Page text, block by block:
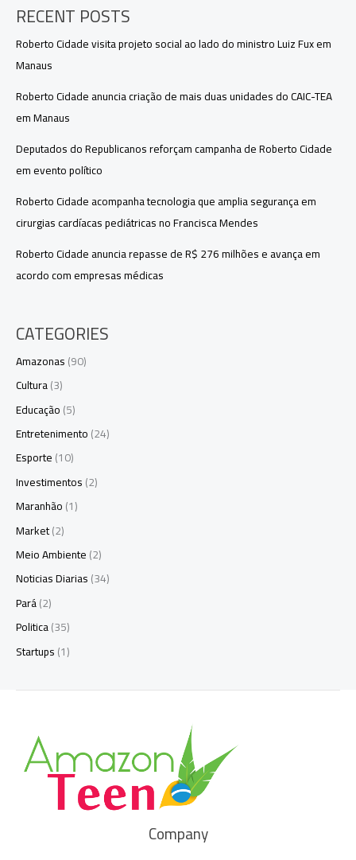
RECENT POSTS
Roberto Cidade visita projeto social ao lado do ministro Luiz Fux em
Manaus
Roberto Cidade anuncia criação de mais duas unidades do CAIC-TEA
em Manaus
Deputados do Republicanos reforçam campanha de Roberto Cidade
em evento político
Roberto Cidade acompanha tecnologia que amplia segurança em
cirurgias cardíacas pediátricas no Francisca Mendes
Roberto Cidade anuncia repasse de R$ 276 milhões e avança em
acordo com empresas médicas
CATEGORIES
Amazonas(90)
Cultura(3)
Educação(5)
Entretenimento(24)
Esporte(10)
Investimentos(2)
Maranhão(1)
Market(2)
Meio Ambiente(2)
Noticias Diarias(34)
Pará(2)
Politica(35)
Startups(1)
Company